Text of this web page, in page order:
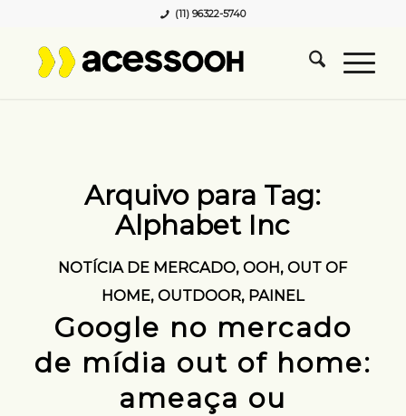
(11) 96322-5740
Arquivo para Tag:
Alphabet Inc
NOTÍCIA DE MERCADO,OOH,OUT OF
HOME, OUTDOOR, PAINEL
Google no mercado
de mídia out of home:
ameaça ou